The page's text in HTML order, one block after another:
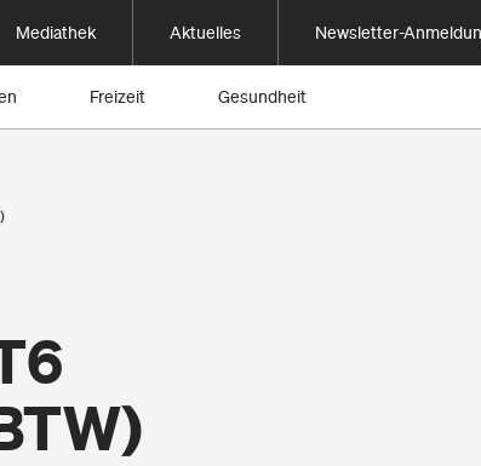
Mediathek Aktuelles Newsletter-
Freizeit Gesundheit